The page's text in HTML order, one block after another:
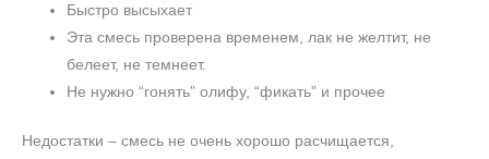
Быстро высыхает
Эта смесь проверена временем, лак не желтит, не
белеет, не темнеет.
Не нужно “гонять” олифу, “фикать” и прочее
Недостатки – смесь не очень хорошо расчищается,